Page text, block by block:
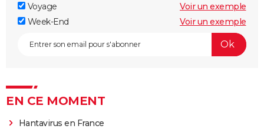
Voyage
Voir un exemple
Week-End
Voir un exemple
EN CE MOMENT
Hantavirus en France